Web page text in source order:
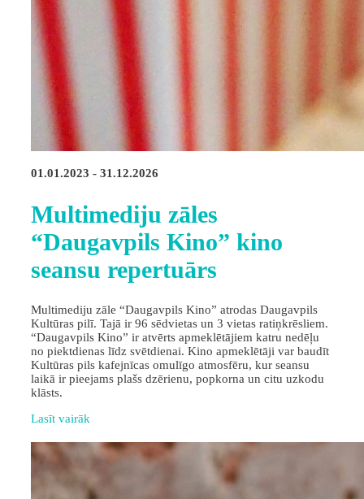
01.01.2023 - 31.12.2026
Multimediju zāles
“Daugavpils Kino” kino
seansu repertuārs
Multimediju zāle “Daugavpils Kino” atrodas Daugavpils
Kultūras pilī. Tajā ir 96 sēdvietas un 3 vietas ratiņkrēsliem.
“Daugavpils Kino” ir atvērts apmeklētājiem katru nedēļu
no piektdienas līdz svētdienai. Kino apmeklētāji var baudīt
Kultūras pils kafejnīcas omulīgo atmosfēru, kur seansu
laikā ir pieejams plašs dzērienu, popkorna un citu uzkodu
klāsts.
Lasīt vairāk